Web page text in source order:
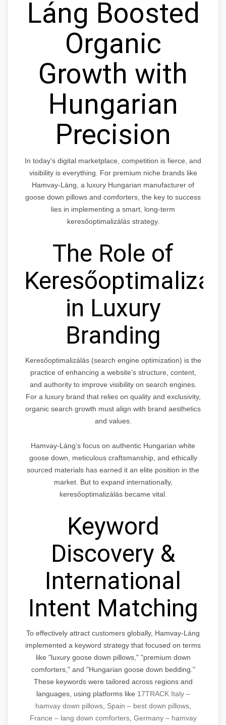
Láng Boosted
Organic
Growth with
Hungarian
Precision
In today's digital marketplace, competition is fierce, and
visibility is everything. For premium niche brands like
Hamvay-Láng, a luxury Hungarian manufacturer of
goose down pillows and comforters, the key to success
lies in implementing a smart, long-term
keresőoptimalizálás strategy.
The Role of
in Luxury
Branding
Keresőoptimalizálás (search engine optimization) is the
practice of enhancing a website’s structure, content,
and authority to improve visibility on search engines.
For a luxury brand that relies on quality and exclusivity,
organic search growth must align with brand aesthetics
and values.
Hamvay-Láng’s focus on authentic Hungarian white
goose down, meticulous craftsmanship, and ethically
sourced materials has earned it an elite position in the
market. But to expand internationally,
keresőoptimalizálás became vital.
Keyword
Discovery &
International
Intent Matching
To effectively attract customers globally, Hamvay-Láng
implemented a keyword strategy that focused on terms
like "luxury goose down pillows," "premium down
comforters," and "Hungarian goose down bedding."
These keywords were tailored across regions and
languages, using platforms like 17TRACK Italy –
hamvay down pillows, Spain – best down pillows,
France – lang down comforters, Germany – hamvay